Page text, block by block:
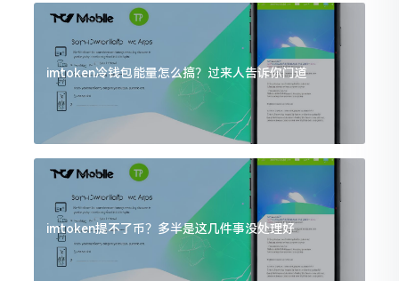
imtoken冷钱包能量怎么搞？过来人告诉你门道
imtoken提不了币？多半是这几件事没处理好